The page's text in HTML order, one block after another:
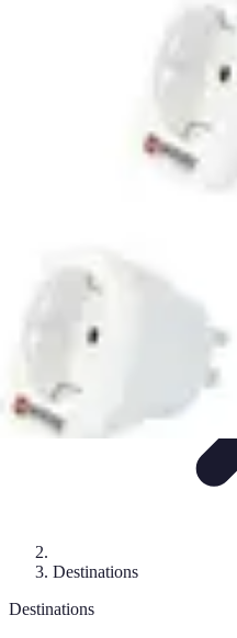
Voyage International
Destinations
Destinations